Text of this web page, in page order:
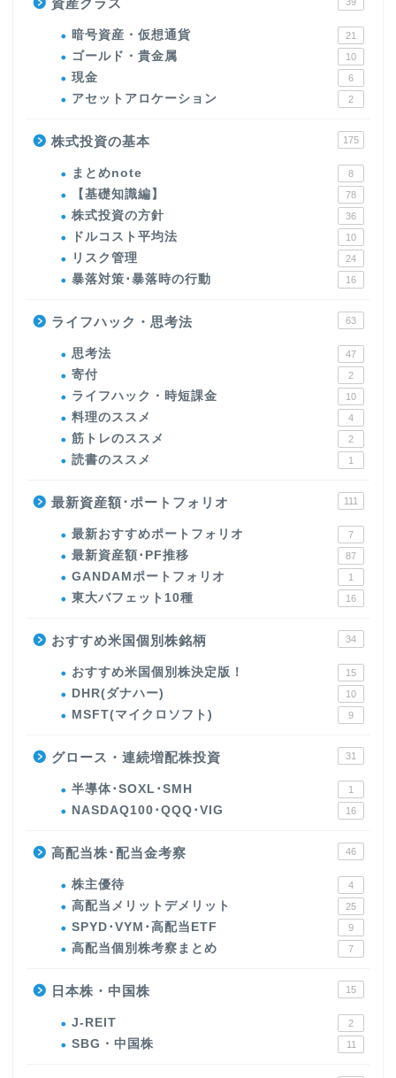
資産クラス
暗号資産・仮想通貨 21
ゴールド・貴金属 10
現金 6
アセットアロケーション 2
株式投資の基本 175
まとめnote 8
【基礎知識編】 78
株式投資の方針 36
ドルコスト平均法 10
リスク管理 24
暴落対策･暴落時の行動 16
ライフハック・思考法 63
思考法 47
寄付 2
ライフハック・時短課金 10
料理のススメ 4
筋トレのススメ 2
読書のススメ 1
最新資産額･ポートフォリオ 111
最新おすすめポートフォリオ 7
最新資産額･PF推移 87
GANDAMポートフォリオ 1
東大バフェット10種 16
おすすめ米国個別株銘柄 34
おすすめ米国個別株決定版！ 15
DHR(ダナハー) 10
MSFT(マイクロソフト) 9
グロース・連続増配株投資 31
半導体･SOXL･SMH 1
NASDAQ100･QQQ･VIG 16
高配当株･配当金考察 46
株主優待 4
高配当メリットデメリット 25
SPYD･VYM･高配当ETF 9
高配当個別株考察まとめ 7
日本株・中国株 15
J-REIT 2
SBG・中国株 11